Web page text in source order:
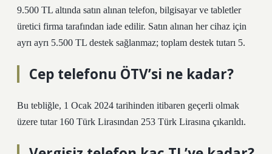
9.500 TL altında satın alınan telefon, bilgisayar ve tabletler
üretici firma tarafından iade edilir. Satın alınan her cihaz için
ayrı ayrı 5.500 TL destek sağlanmaz; toplam destek tutarı 5.
Cep telefonu ÖTV’si ne kadar?
Bu tebliğle, 1 Ocak 2024 tarihinden itibaren geçerli olmak
üzere tutar 160 Türk Lirasından 253 Türk Lirasına çıkarıldı.